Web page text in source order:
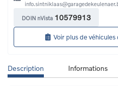
DOIN nVista 10579913
Voir plus de
Description Informations